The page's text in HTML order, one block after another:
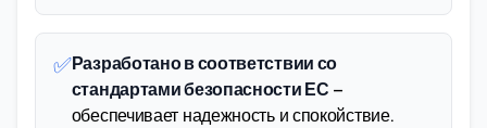
✅Разработано в соответствии со
стандартами безопасности ЕС –
обеспечивает надежность и спокойствие.